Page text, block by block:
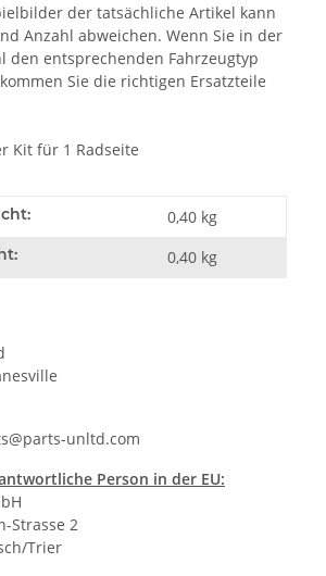
der tatsächliche Artikel kann
Anzahl abweichen. Wenn Sie in der
den entsprechenden Fahrzeugtyp
Sie die richtigen Ersatzteile
Kit für 1 Radseite
0,40 kg
0,40 kg
unltd.com
Person in der EU:
Strasse 2
Trier